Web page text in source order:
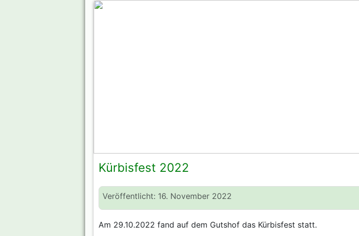
Kürbisfest 2022
Veröffentlicht: 16. November 2022
Am 29.10.2022 fand auf dem Gutshof das Kürbisfest statt.